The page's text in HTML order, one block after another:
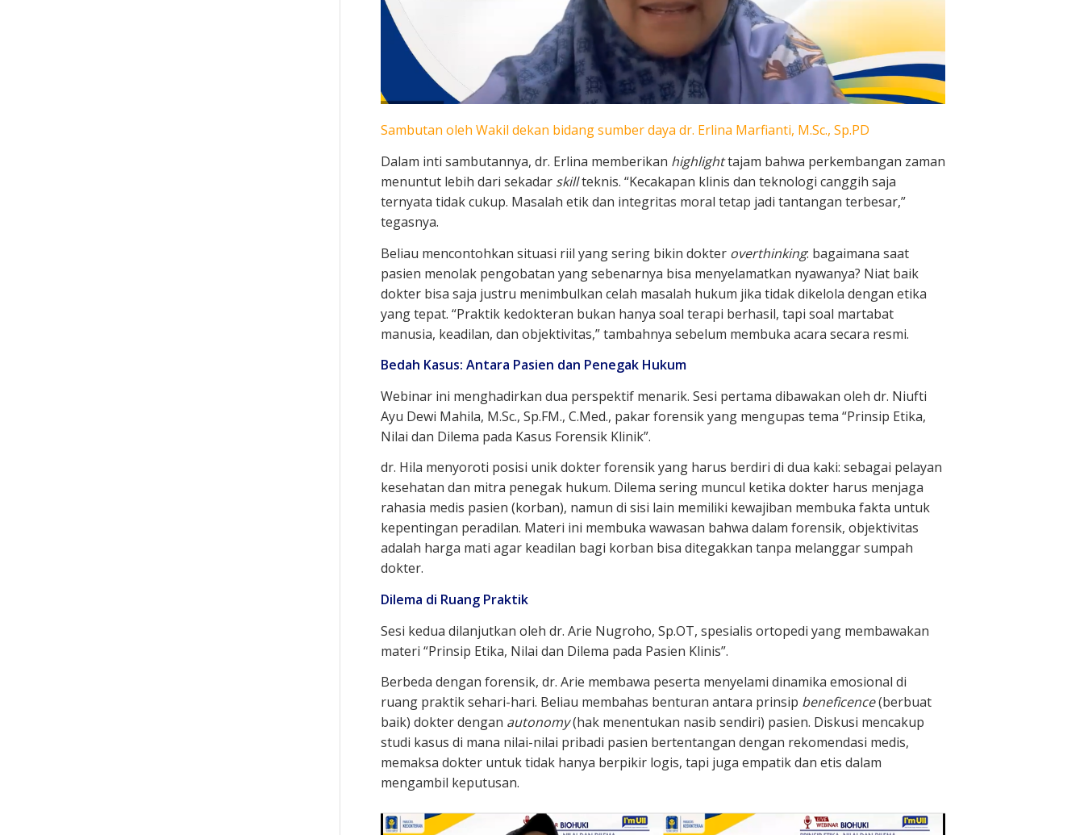
Sambutan oleh Wakil dekan bidang sumber daya dr. Erlina Marfianti, M.Sc., Sp.PD
Dalam inti sambutannya, dr. Erlina memberikan highlighttajam bahwa perkembangan zaman
menuntut lebih dari sekadar skillteknis. “Kecakapan klinis dan teknologi canggih saja
ternyata tidak cukup. Masalah etik dan integritas moral tetap jadi tantangan terbesar,”
tegasnya.
Beliau mencontohkan situasi riil yang sering bikin dokter overthinking: bagaimana saat
pasien menolak pengobatan yang sebenarnya bisa menyelamatkan nyawanya? Niat baik
dokter bisa saja justru menimbulkan celah masalah hukum jika tidak dikelola dengan etika
yang tepat. “Praktik kedokteran bukan hanya soal terapi berhasil, tapi soal martabat
manusia, keadilan, dan objektivitas,” tambahnya sebelum membuka acara secara resmi.
Bedah Kasus: Antara Pasien dan Penegak Hukum
Webinar ini menghadirkan dua perspektif menarik. Sesi pertama dibawakan oleh dr. Niufti
Ayu Dewi Mahila, M.Sc., Sp.FM., C.Med., pakar forensik yang mengupas tema “Prinsip Etika,
Nilai dan Dilema pada Kasus Forensik Klinik”.
dr. Hila menyoroti posisi unik dokter forensik yang harus berdiri di dua kaki: sebagai pelayan
kesehatan dan mitra penegak hukum. Dilema sering muncul ketika dokter harus menjaga
rahasia medis pasien (korban), namun di sisi lain memiliki kewajiban membuka fakta untuk
kepentingan peradilan. Materi ini membuka wawasan bahwa dalam forensik, objektivitas
adalah harga mati agar keadilan bagi korban bisa ditegakkan tanpa melanggar sumpah
dokter.
Dilema di Ruang Praktik
Sesi kedua dilanjutkan oleh dr. Arie Nugroho, Sp.OT, spesialis ortopedi yang membawakan
materi “Prinsip Etika, Nilai dan Dilema pada Pasien Klinis”.
Berbeda dengan forensik, dr. Arie membawa peserta menyelami dinamika emosional di
ruang praktik sehari-hari. Beliau membahas benturan antara prinsip beneficence(berbuat
baik) dokter dengan autonomy(hak menentukan nasib sendiri) pasien. Diskusi mencakup
studi kasus di mana nilai-nilai pribadi pasien bertentangan dengan rekomendasi medis,
memaksa dokter untuk tidak hanya berpikir logis, tapi juga empatik dan etis dalam
mengambil keputusan.